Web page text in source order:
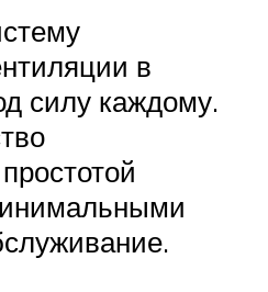
в
силу каждому.